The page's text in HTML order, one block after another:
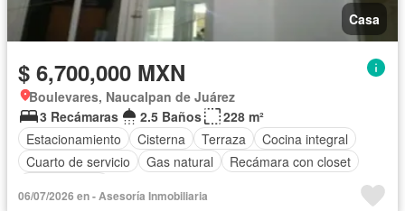
Casa
$ 6,700,000 MXN
Boulevares, Naucalpan de Juárez
3 Recámaras
2.5 Baños
228 m²
Estacionamiento
Cisterna Terraza
Cocina integral
Cuarto de servicio
Gas natural
Recámara con closet
06/07/2026 en - Asesoría Inmobiliaria